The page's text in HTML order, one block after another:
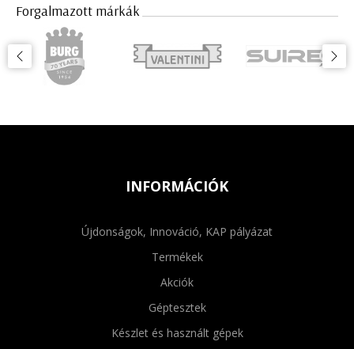
Forgalmazott márkák
INFORMÁCIÓK
Újdonságok, Innováció, KAP pályázat
Termékek
Akciók
Géptesztek
Készlet és használt gépek